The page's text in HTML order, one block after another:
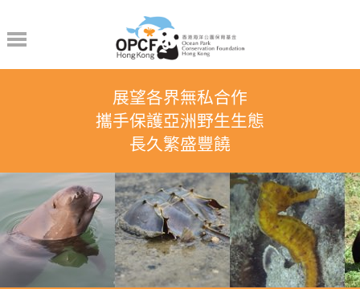
to
Content
展望各界無私合作
攜手保護亞洲野生生態
長久繁盛豐饒